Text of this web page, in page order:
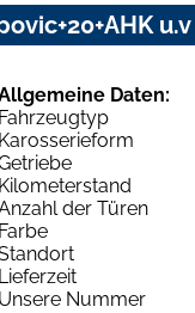
u.v
Daten:
Fahrzeugtyp
Karosserieform
Kilometerstand
der Türen
Farbe
Lieferzeit
Unsere Nummer